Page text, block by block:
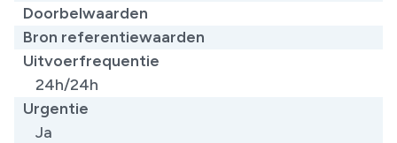
Doorbelwaarden
Bron referentiewaarden
Uitvoerfrequentie
24h/24h
Urgentie
Ja